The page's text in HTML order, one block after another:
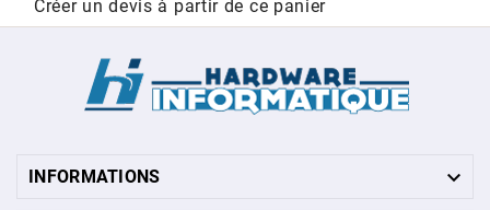
Créer un devis à partir de ce panier
INFORMATIONS 